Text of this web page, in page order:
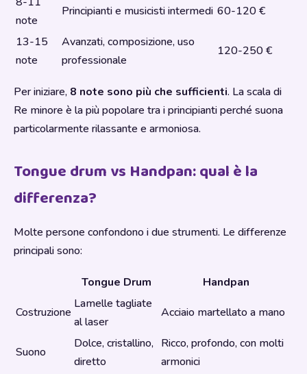
note
Principianti e musicisti intermedi 60-120 €
13-15
note
Avanzati, composizione, uso
professionale
120-250 €
Per iniziare, 8 note sono più che sufficienti. La scala di
Re minore è la più popolare tra i principianti perché suona
particolarmente rilassante e armoniosa.
Tongue drum vs Handpan: qual è la
differenza?
Molte persone confondono i due strumenti. Le differenze
principali sono:
Tongue Drum
Handpan
Costruzione
Lamelle tagliate
al laser
Acciaio martellato a mano
Suono
Dolce, cristallino,
diretto
Ricco, profondo, con molti
armonici